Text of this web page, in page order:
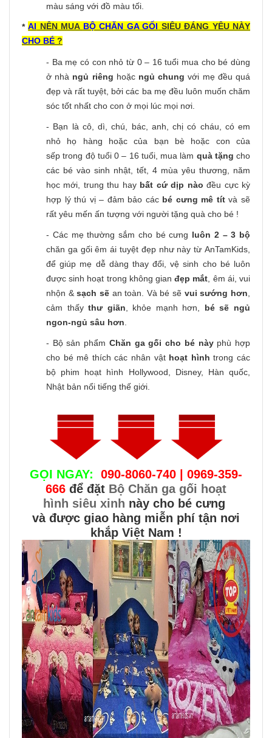
màu sáng với đồ màu tối.
*AI NÊN MUA BỘ CHĂN GA GỐI SIÊU ĐÁNG YÊU NÀY
CHO BÉ ?
- Ba mẹ có con nhỏ từ 0 – 16 tuổi mua cho bé dùng
ở nhà ngủ riêng hoặc ngủ chung với mẹ đều quá
đẹp và rất tuyệt, bởi các ba mẹ đều luôn muốn chăm
sóc tốt nhất cho con ở mọi lúc mọi nơi.
- Bạn là cô, dì, chú, bác, anh, chị có cháu, có em
nhỏ họ hàng hoặc của bạn bè hoặc con của
sếp trong độ tuổi 0 – 16 tuổi, mua làm quà tặng cho
các bé vào sinh nhật, tết, 4 mùa yêu thương, năm
học mới, trung thu hay bất cứ dịp nào đều cực kỳ
hợp lý thú vị – đảm bảo các bé cưng mê títvà sẽ
rất yêu mến ấn tượng với người tặng quà cho bé !
- Các mẹ thường sắm cho bé cưng luôn 2 – 3 bộ
chăn ga gối êm ái tuyệt đẹp như này từ AnTamKids,
để giúp mẹ dễ dàng thay đổi, vệ sinh cho bé luôn
được sinh hoạt trong không gianđẹp mắt , êm ái, vui
nhộn &sạch sẽ an toàn. Và bé sẽ vui sướng hơn
cảm thấythư giãn , khỏe mạnh hơn, bé sẽ ngủ
ngon-ngủ sâu hơn
- Bộ sản phẩm Chăn ga gối cho bé nàyphù hợp
cho bé mê thích các nhân vật hoạt hình trong các
bộ phim hoạt hình Hollywood, Disney, Hàn quốc,
Nhật bản nổi tiếng thế giới.
GỌI NGAY:
090-8060-740 | 0969-359-
666 để đặt Bộ Chăn ga gối hoạt
hình siêu xinh này cho bé cưng
và được giao hàng miễn phí tận nơi
khắp Việt Nam !